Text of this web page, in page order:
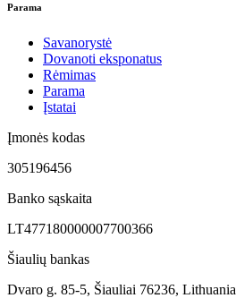
Parama
Savanorystė
Dovanoti eksponatus
Rėmimas
Parama
Įstatai
Įmonės kodas
305196456
Banko sąskaita
LT477180000007700366
Šiaulių bankas
Dvaro g. 85-5, Šiauliai 76236, Lithuania